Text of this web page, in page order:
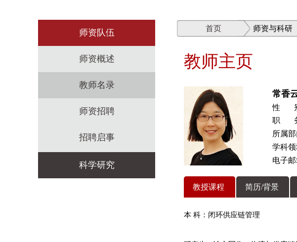
师资队伍
师资概述
教师名录
师资招聘
招聘启事
科学研究
首页 师资与科研
教师主页
常香
性
职
所属部
学科
电子
教授课程 简历/背景
本 科：闭环供应链管理